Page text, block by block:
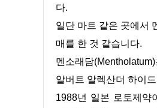
다.
일단 마트 같은 곳에서
매를 한 것 같습니다.
멘소래담
알버트 알렉산더 하이
1988년 일본 로토제약이 미국 멘소래담사를 인수를 했으며 이전부터 일본에서 멘소래담 상표권 계약을 맺고 있었